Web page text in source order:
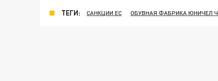
ТЕГИ: САНКЦИИ ЕС ОБУВНАЯ ФАБРИКА ЮНИЧЕЛ